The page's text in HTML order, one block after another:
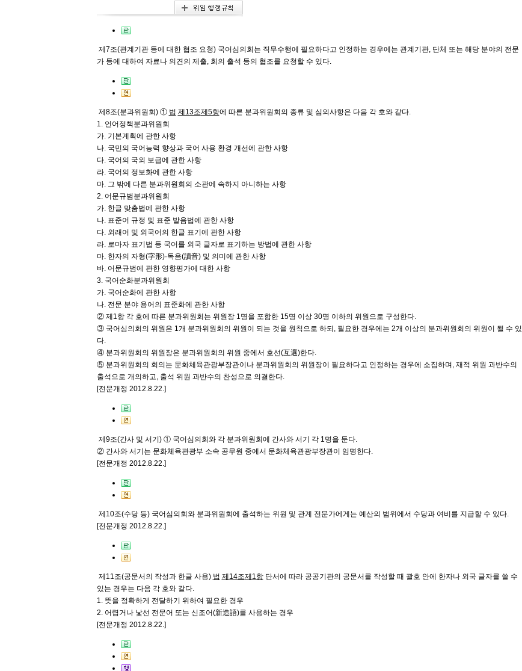
제7조(관계기관 등에 대한 협조 요청)국어심의회는 직무수행에 필요하다고 인정하는 경우에는 관계기관, 단체 또는 해당 분야의 전문
가 등에 대하여 자료나 의견의 제출, 회의 출석 등의 협조를 요청할 수 있다.
제8조(분과위원회)① 법 제13조제5항에 따른 분과위원회의 종류 및 심의사항은 다음 각 호와 같다.
1. 언어정책분과위원회
가. 기본계획에 관한 사항
나. 국민의 국어능력 향상과 국어 사용 환경 개선에 관한 사항
다. 국어의 국외 보급에 관한 사항
라. 국어의 정보화에 관한 사항
마. 그 밖에 다른 분과위원회의 소관에 속하지 아니하는 사항
2. 어문규범분과위원회
가. 한글 맞춤법에 관한 사항
나. 표준어 규정 및 표준 발음법에 관한 사항
다. 외래어 및 외국어의 한글 표기에 관한 사항
라. 로마자 표기법 등 국어를 외국 글자로 표기하는 방법에 관한 사항
마. 한자의 자형(字形)·독음(讀音) 및 의미에 관한 사항
바. 어문규범에 관한 영향평가에 대한 사항
3. 국어순화분과위원회
가. 국어순화에 관한 사항
나. 전문 분야 용어의 표준화에 관한 사항
② 제1항 각 호에 따른 분과위원회는 위원장 1명을 포함한 15명 이상 30명 이하의 위원으로 구성한다.
③ 국어심의회의 위원은 1개 분과위원회의 위원이 되는 것을 원칙으로 하되, 필요한 경우에는 2개 이상의 분과위원회의 위원이 될 수 있
다.
④ 분과위원회의 위원장은 분과위원회의 위원 중에서 호선(互選)한다.
⑤ 분과위원회의 회의는 문화체육관광부장관이나 분과위원회의 위원장이 필요하다고 인정하는 경우에 소집하며, 재적 위원 과반수의
출석으로 개의하고, 출석 위원 과반수의 찬성으로 의결한다.
[전문개정 2012.8.22.]
제9조(간사 및 서기)① 국어심의회와 각 분과위원회에 간사와 서기 각 1명을 둔다.
② 간사와 서기는 문화체육관광부 소속 공무원 중에서 문화체육관광부장관이 임명한다.
[전문개정 2012.8.22.]
제10조(수당 등)국어심의회와 분과위원회에 출석하는 위원 및 관계 전문가에게는 예산의 범위에서 수당과 여비를 지급할 수 있다.
[전문개정 2012.8.22.]
제11조(공문서의 작성과 한글 사용) 법 제14조제1항단서에 따라 공공기관의 공문서를 작성할 때 괄호 안에 한자나 외국 글자를 쓸 수
있는 경우는 다음 각 호와 같다.
1. 뜻을 정확하게 전달하기 위하여 필요한 경우
2. 어렵거나 낯선 전문어 또는 신조어(新造語)를 사용하는 경우
[전문개정 2012.8.22.]